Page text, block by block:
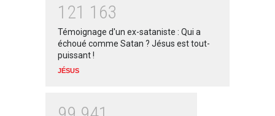
1 21 1 63
Témoignage d'un ex-sataniste : Qui a
échoué comme Satan ? Jésus est tout-
puissant !
JÉSUS